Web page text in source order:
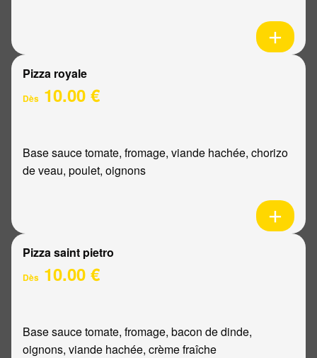
Pizza royale
Dès 10.00 €
Base sauce tomate, fromage, viande hachée, chorizo
de veau, poulet, oignons
Pizza saint pietro
Dès 10.00 €
Base sauce tomate, fromage, bacon de dinde,
oignons, viande hachée, crème fraîche